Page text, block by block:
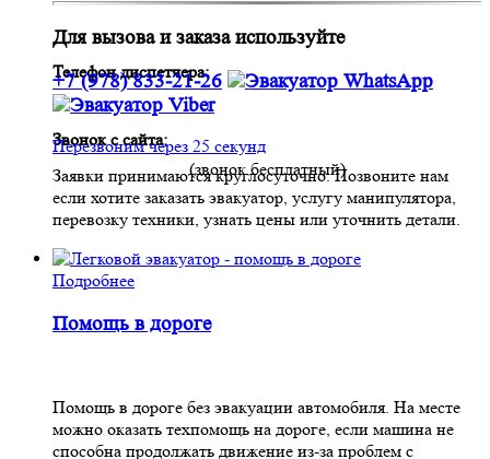
Для вызова и заказа используйте
Телефон диспетчера:
+7 (978) 833-21-26
Звонок с сайта:
Перезвоним через 25 секунд
(звонок бесплатный)
Заявки принимаются круглосуточно. Позвоните нам
если хотите заказать эвакуатор, услугу манипулятора,
перевозку техники, узнать цены или уточнить детали.
Подробнее
Помощь в дороге
Помощь в дороге без эвакуации автомобиля. На месте
можно оказать техпомощь на дороге, если машина не
способна продолжать движение из-за проблем с